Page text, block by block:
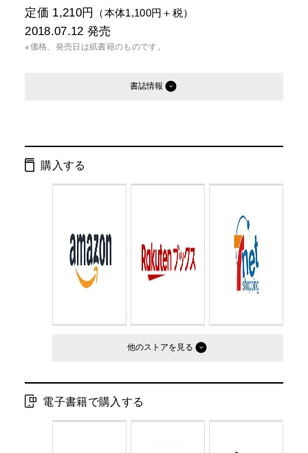
定価 1,210円 （本体1,100円＋税）
2018.07.12 発売
※価格、発売日は紙書籍のものです。
書誌情報
ページ数：
判型： B6判変型
購入する
他のストア
電子書籍で購入する